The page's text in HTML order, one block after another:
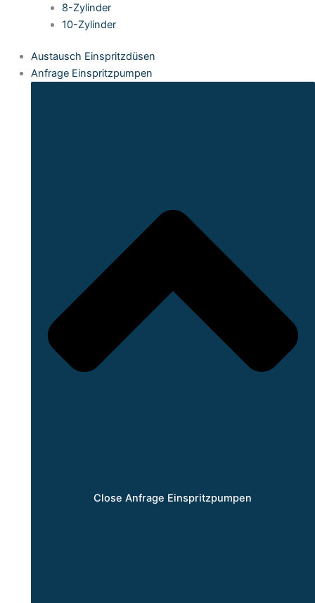
8-Zylinder
10-Zylinder
Austausch Einspritzdüsen
Anfrage Einspritzpumpen
Close Anfrage Einspritzpumpen